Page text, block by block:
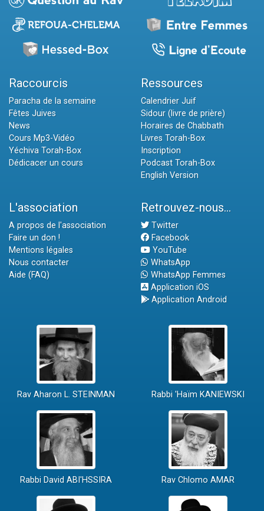
Raccourcis
Paracha de la semaine
Fêtes Juives
News
Cours Mp3-Vidéo
Yéchiva Torah-Box
Dédicacer un cours
Ressources
Calendrier Juif
Sidour (livre de prière)
Horaires de Chabbath
Livres Torah-Box
Inscription
Podcast Torah-Box
English Version
L'association
A propos de l'association
Faire un don !
Mentions légales
Nous contacter
Aide (FAQ)
Retrouvez-nous...
Twitter
Facebook
YouTube
WhatsApp
WhatsApp Femmes
Application iOS
Application Android
Rav Aharon L. STEINMAN Rabbi 'Haïm KANIEWSKI
Rabbi David ABI'HSSIRA Rav Chlomo AMAR